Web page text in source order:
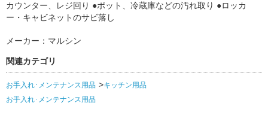
カウンター、レジ回り ●ポット、冷蔵庫などの汚れ取り ●ロッカ
ー・キャビネットのサビ落し
メーカー：マルシン
関連カテゴリ
お手入れ･メンテナンス用品
キッチン用品
お手入れ･メンテナンス用品